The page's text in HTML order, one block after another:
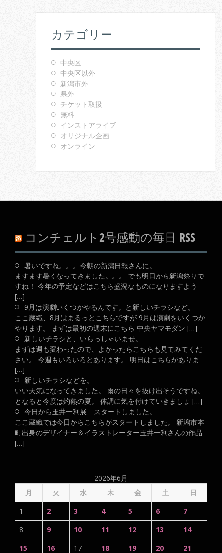
カテゴリー
中央区
中央区以外
新潟市外
県外
チケット取扱
無料
インストアライブ
オリジナル企画
オンライン
コンチェルト2号感動の毎日 RSS
暑いですね。。。今朝の新潟日報さんに。
ますます暑くなってきました。。。 でも明日から新潟祭りで
すね！ 今年の予定などはこちら盛況なものになりますよう
[…]
9月は演劇いくつかやるんです。と新しいチラシなど。
ここ蔵織、8月はまるっとこちらですが 9月は演劇をいくつか
やります。 まずは最初の週末にこちら 中央ヤマモダン […]
新しいチラシと、いらっしゃいませ。
まずは週も変わったので、よかったらこちらも見てみてくだ
さい。 今週もいろいろとあります。 明日はこちらがありま
[…]
新しいチラシなどを。
いい天気になってきました。 雨の日々を抜け出そうですね。
となると今度は灼熱の夏。 体調に気を付けていきましょ […]
今日から玉井一利展 スタートしました。
ここ蔵織では今日からこちらがスタートしました。 新潟市本
町出身のデザイナー＆イラストレーター玉井一利さんの作品
[…]
2026年6月
月
火 水 木 金 土 日
1 2 3 4 5 6
7
8
9 10 11 12 13
14
15
16 17 18 19 20
21